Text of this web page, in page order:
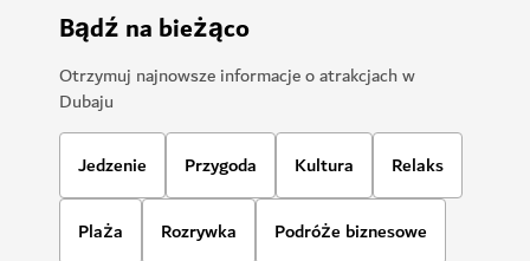
PARKI TEMATYCZNE
Real Madrid World